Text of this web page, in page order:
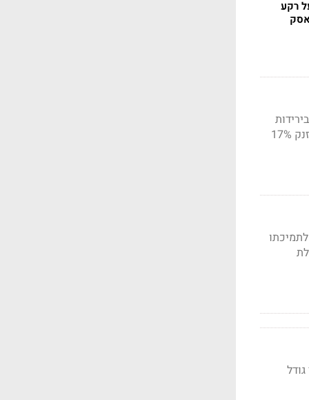
מזנק ב-17% על רקע
של כ-5% ברוב המטבעות הגדולים; שלושה מטבעות בולטים לחיוב בשוק האדום, כשאחד מהם מזנק 17%